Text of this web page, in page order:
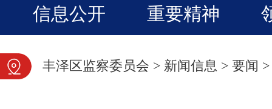
信息公开 重要精神
图片新闻
丰泽区监察委员会 > 新闻信息 > 要闻 >